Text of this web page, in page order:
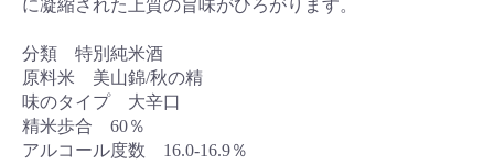
に凝縮された上質の旨味がひろがります。
分類 特別純米酒
原料米 美山錦/秋の精
味のタイプ 大辛口
精米歩合 60％
アルコール度数 16.0-16.9％